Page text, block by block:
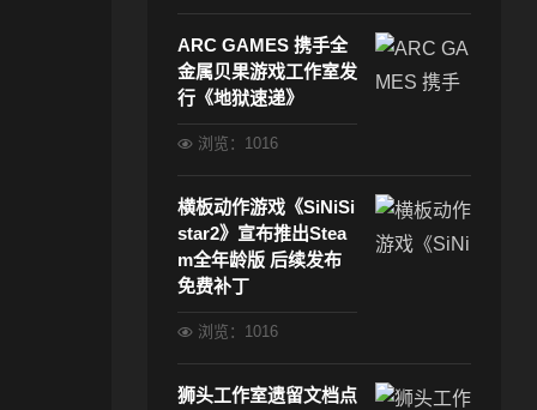
ARC GAMES 携手全
金属贝果游戏工作室发
行《地狱速递》
浏览：1016
横板动作游戏《SiNiSi
star2》宣布推出Stea
m全年龄版 后续发布
免费补丁
浏览：1016
狮头工作室遗留文档点